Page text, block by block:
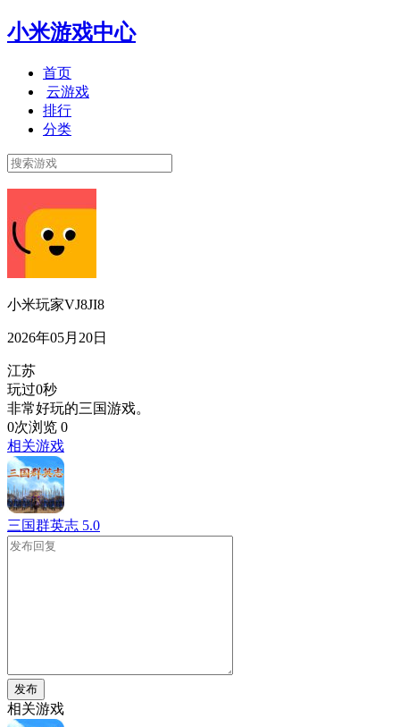
小米游戏中心
首页
云游戏
排行
分类
小米玩家VJ8JI8
2026年05月20日
江苏
玩过0秒
非常好玩的三国游戏。
0次浏览 0
相关游戏
三国群英志 5.0
发布
相关游戏